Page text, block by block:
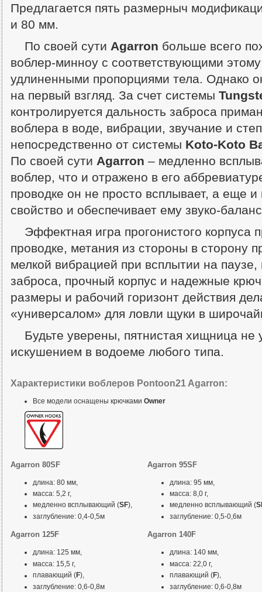
Предлагается пять размерныч
и 80 мм.
По своей сути Agarron больше всего
воблер-минноу с соответствующими
удлиненными пропорциями тела. Однако
на первый взгляд. За счет системы
контролируется дальность заброса
воблера в воде, вибрации, звучание и
непосредственно от системы Koto-Koto
По своей сути Agarron – медленно
воблер, что и отражено в его
проводке он не просто всплывает, а еще
свойство и обеспечивает ему звуко-
Эффектная игра прогонистого корпуса
проводке, метания из стороны в сторону
мелкой вибрацией при всплытии на паузе,
заброса, прочный корпус и надежные
размеры и рабочий горизонт действия
«универсалом» для ловли щуки в
Будьте уверены, пятнистая хищница не
искушением в водоеме любого типа.
Характеристики воблеров Pontoon21 Agarron:
Все модели оснащены крючками Owner
Agarron 80SF
длина: 80 мм,
масса: 5,2 г,
медленно всплывающий (SF),
заглубление: 0,4-0,5м
Agarron 95SF
длина: 95 мм,
масса: 8,0 г,
медленно всплывающий (
заглубление: 0,5-0,6м
Agarron 125F
длина: 125 мм,
масса: 15,5 г,
плавающий (F),
заглубление: 0,6-0,8м
Agarron 140F
длина: 140 мм,
масса: 22,0 г,
плавающий (F),
заглубление: 0,6-0,8м